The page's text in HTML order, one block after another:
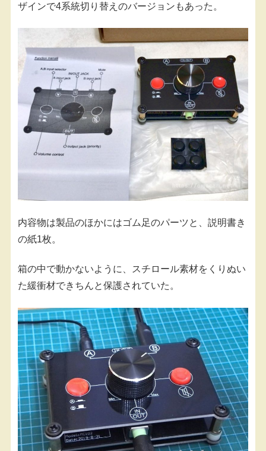
ザインで4系統切り替えのバージョンもあった。
内容物は製品のほかにはゴム足のパーツと、説明書き
の紙1枚。
箱の中で動かないように、スチロール素材をくりぬい
た緩衝材できちんと保護されていた。